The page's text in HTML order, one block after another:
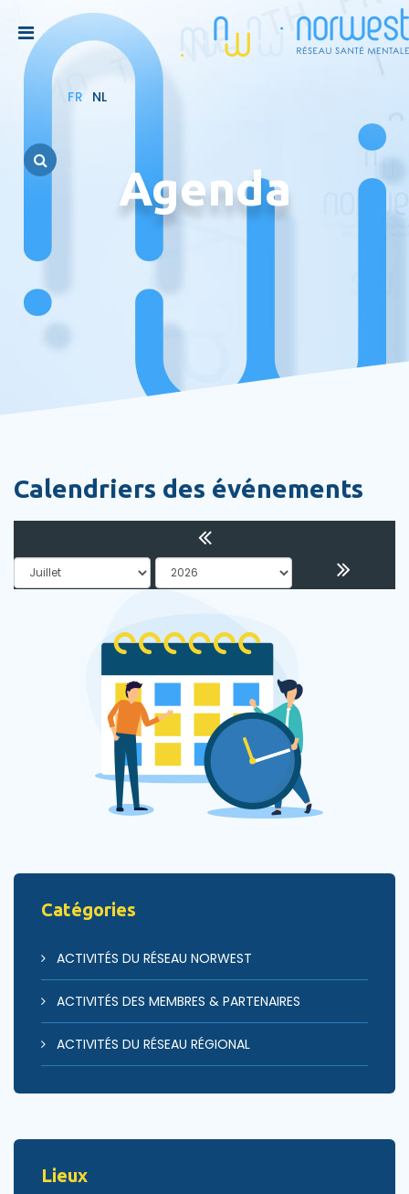
FR NL
Agenda
Calendriers des événements
Catégories
ACTIVITÉS DU RÉSEAU NORWEST
ACTIVITÉS DES MEMBRES & PARTENAIRES
ACTIVITÉS DU RÉSEAU RÉGIONAL
Lieux